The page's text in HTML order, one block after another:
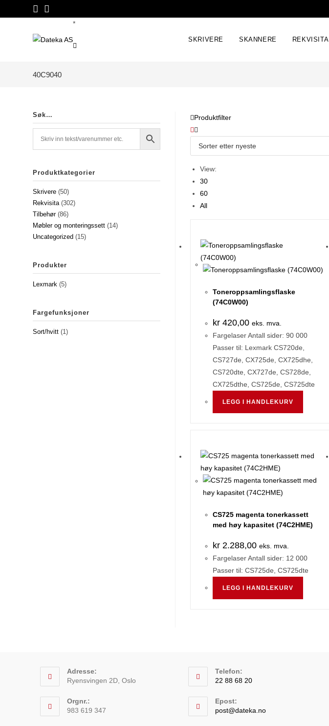
to
*
SKRIVERE SKANNERE REKVISITA
40C9040
Produktfilter
View:
30
60
All
Toneroppsamlingsflaske
(74C0W00)
kr420,00 eks. mva.
Fargelaser Antall sider: 90 000
Passer til: Lexmark CS720de,
CS727de, CX725de, CX725dhe,
CS720dte, CX727de, CS728de,
CX725dthe, CS725de, CS725dte
LEGG I HANDLEKURV
CS725 magenta tonerkassett
med høy kapasitet (74C2HME)
kr2.288,00 eks. mva.
Fargelaser Antall sider: 12 000
Passer til: CS725de, CS725dte
LEGG I HANDLEKURV
Søk…
Produktkategorier
Skrivere (50)
Rekvisita (302)
Tilbehør (86)
Møbler og monteringssett (14)
Uncategorized (15)
Produkter
Lexmark (5)
Fargefunksjoner
Sort/hvitt (1)
Adresse:
Ryensvingen 2D, Oslo
Orgnr.:
983 619 347
Telefon:
22 88 68 20
in
your
Epost:
post@dateka.noOpens